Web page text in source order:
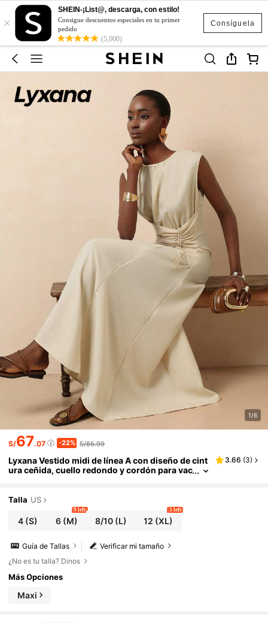
Consíguela
×
SHEIN-¡List@, descarga, con estilo!
Consigue descuentos especiales en tu primer
pedido
(5,000)
1/6
S/67.07 -22% S/85.99
Lyxana Vestido midi de línea A con diseño de cint
ura ceñida, cuello redondo y cordón para vac
3.66 (3)
Talla US
4 (S) 6 (M)
9 left
8/10(L) 12 (XL)
3 left
Verificar mi tamaño
Guía de Tallas
¿No es tu talla? Dinos
Más Opciones
Maxi